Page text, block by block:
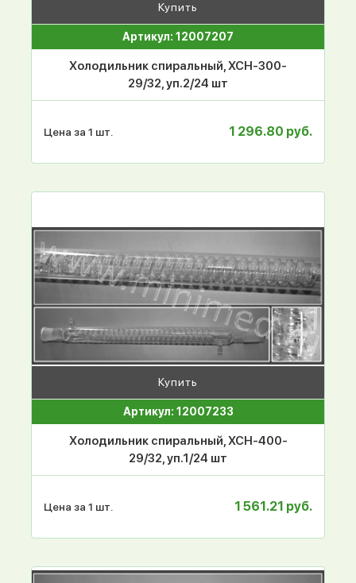
Купить
Артикул: 12007207
Холодильник спиральный, ХСН-300-
29/32, уп.2/24 шт
Цена за 1 шт. 1 296.80 руб.
Купить
Артикул: 12007233
Холодильник спиральный, ХСН-400-
29/32, уп.1/24 шт
Цена за 1 шт. 1 561.21 руб.